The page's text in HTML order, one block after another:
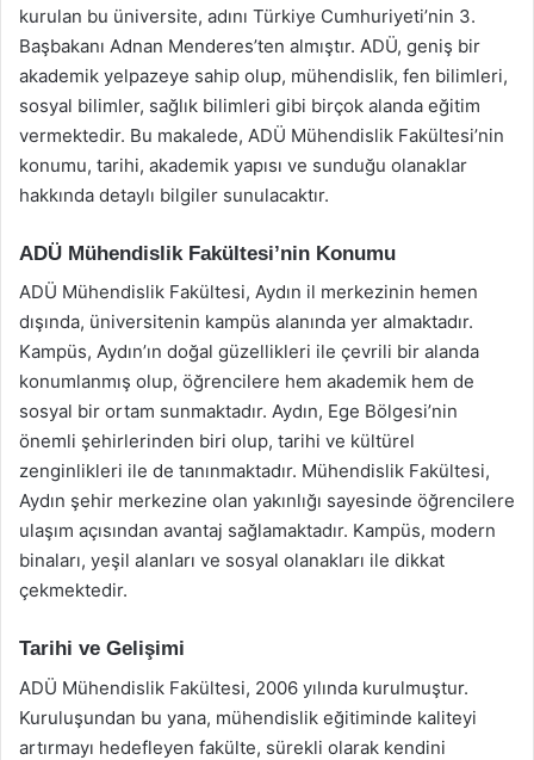
kurulan bu üniversite, adını Türkiye Cumhuriyeti’nin 3.
Başbakanı Adnan Menderes’ten almıştır. ADÜ, geniş bir
akademik yelpazeye sahip olup, mühendislik, fen bilimleri,
sosyal bilimler, sağlık bilimleri gibi birçok alanda eğitim
vermektedir. Bu makalede, ADÜ Mühendislik Fakültesi’nin
konumu, tarihi, akademik yapısı ve sunduğu olanaklar
hakkında detaylı bilgiler sunulacaktır.
ADÜ Mühendislik Fakültesi’nin Konumu
ADÜ Mühendislik Fakültesi, Aydın il merkezinin hemen
dışında, üniversitenin kampüs alanında yer almaktadır.
Kampüs, Aydın’ın doğal güzellikleri ile çevrili bir alanda
konumlanmış olup, öğrencilere hem akademik hem de
sosyal bir ortam sunmaktadır. Aydın, Ege Bölgesi’nin
önemli şehirlerinden biri olup, tarihi ve kültürel
zenginlikleri ile de tanınmaktadır. Mühendislik Fakültesi,
Aydın şehir merkezine olan yakınlığı sayesinde öğrencilere
ulaşım açısından avantaj sağlamaktadır. Kampüs, modern
binaları, yeşil alanları ve sosyal olanakları ile dikkat
çekmektedir.
Tarihi ve Gelişimi
ADÜ Mühendislik Fakültesi, 2006 yılında kurulmuştur.
Kuruluşundan bu yana, mühendislik eğitiminde kaliteyi
artırmayı hedefleyen fakülte, sürekli olarak kendini